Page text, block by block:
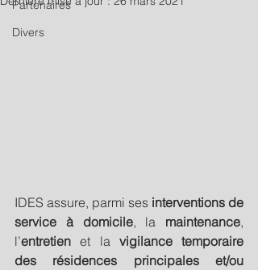
Partenaires
Divers
IDES assure, parmi ses interventions de
service à domicile, la maintenance,
l’entretien et la vigilance temporaire
des résidences principales et/ou